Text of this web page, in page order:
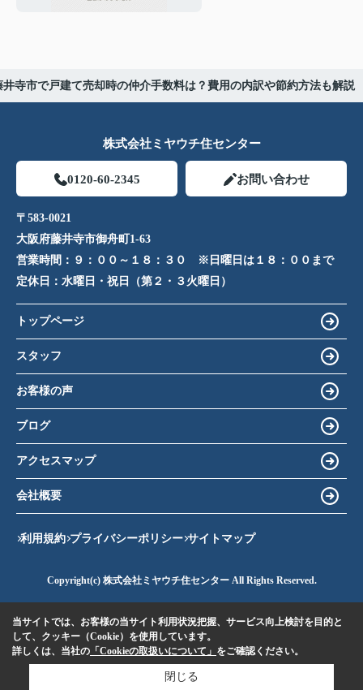
井寺市で戸建て売却時の仲介手数料は？費用の内訳や節約方法も解説
株式会社ミヤウチ住センター
0120-60-2345 お問い合わせ
〒583-0021
大阪府藤井寺市御舟町1-63
営業時間： ９：００～１８：３０ ※日曜日は１８：００まで
定休日： 水曜日・祝日（第２・３火曜日）
トップページ
スタッフ
お客様の声
ブログ
アクセスマップ
会社概要
利用規約 プライバシーポリシー サイトマップ
Copyright(c) 株式会社ミヤウチ住センター All Rights Reserved.
当サイトでは、お客様の当サイト利用状況把握、サービス向上検討を目的と
して、クッキー（Cookie）を使用しています。
詳しくは、当社の 「Cookieの取扱いについて」 をご確認ください。
閉じる